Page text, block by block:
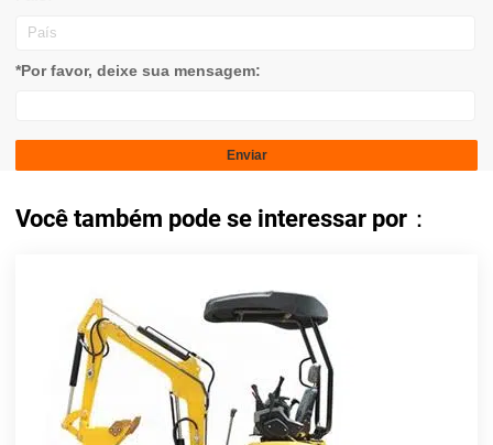
*Por favor, deixe sua mensagem:
Você também pode se interessar por：